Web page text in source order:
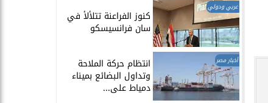
عربي ودولي
​كنوز الفراعنة تتلألأ في
سان فرانسيسكو
أخبار مصر انتظام حركة الملاحة
وتداول البضائع بميناء
دمياط على...